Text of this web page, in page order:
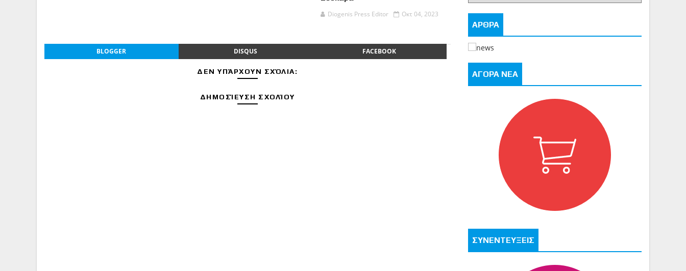
Diogenis Press Editor
Οκτ 04, 2023
BLOGGER DISQUS FACEBOOK
ΔΕΝ ΥΠΆΡΧΟΥΝ ΣΧΌΛΙΑ:
ΔΗΜΟΣΊΕΥΣΗ ΣΧΟΛΊΟΥ
ΑΡΘΡΑ
ΑΓΟΡΑ ΝΕΑ
ΣΥΝΕΝΤΕΥΞΕΙΣ